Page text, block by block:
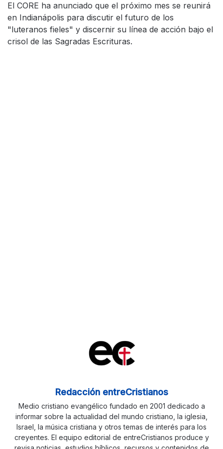
El CORE ha anunciado que el próximo mes se reunirá
en Indianápolis para discutir el futuro de los
"luteranos fieles" y discernir su línea de acción bajo el
crisol de las Sagradas Escrituras.
Redacción entreCristianos
Medio cristiano evangélico fundado en 2001 dedicado a
informar sobre la actualidad del mundo cristiano, la iglesia,
Israel, la música cristiana y otros temas de interés para los
creyentes. El equipo editorial de entreCristianos produce y